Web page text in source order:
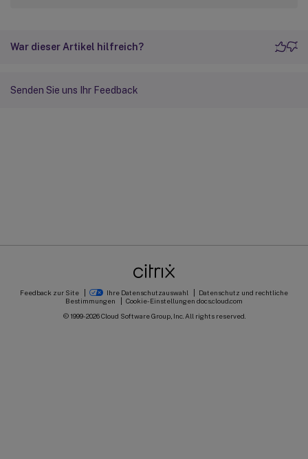
War dieser Artikel hilfreich?
Senden Sie uns Ihr Feedback
Feedback zur Site Ihre Datenschutzauswahl
Datenschutz und rechtliche
Bestimmungen
Cookie-Einstellungen docs.cloud.com
© 1999-2026Cloud Software Group, Inc. All rights reserved.